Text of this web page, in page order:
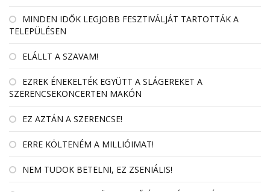
MINDEN IDŐK LEGJOBB FESZTIVÁLJÁT TARTOTTÁK A
TELEPÜLÉSEN
ELÁLLT A SZAVAM!
EZREK ÉNEKELTÉK EGYÜTT A SLÁGEREKET A
SZERENCSEKONCERTEN MAKÓN
EZ AZTÁN A SZERENCSE!
ERRE KÖLTENÉM A MILLIÓIMAT!
NEM TUDOK BETELNI, EZ ZSENIÁLIS!